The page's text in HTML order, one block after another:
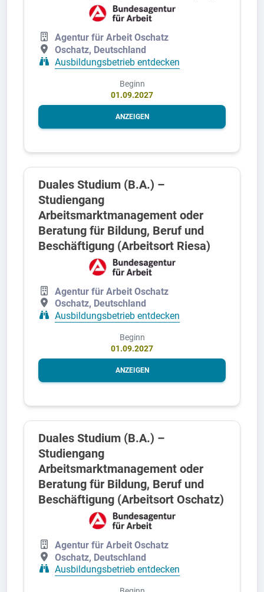
Agentur für Arbeit Oschatz
Oschatz, Deutschland
Ausbildungsbetrieb entdecken
Beginn
01.09.2027
ANZEIGEN
Duales Studium (B.A.) –
Studiengang
Arbeitsmarktmanagement oder
Beratung für Bildung, Beruf und
Beschäftigung (Arbeitsort Riesa)
Agentur für Arbeit Oschatz
Oschatz, Deutschland
Ausbildungsbetrieb entdecken
Beginn
01.09.2027
ANZEIGEN
Duales Studium (B.A.) –
Studiengang
Arbeitsmarktmanagement oder
Beratung für Bildung, Beruf und
Beschäftigung (Arbeitsort Oschatz)
Agentur für Arbeit Oschatz
Oschatz, Deutschland
Ausbildungsbetrieb entdecken